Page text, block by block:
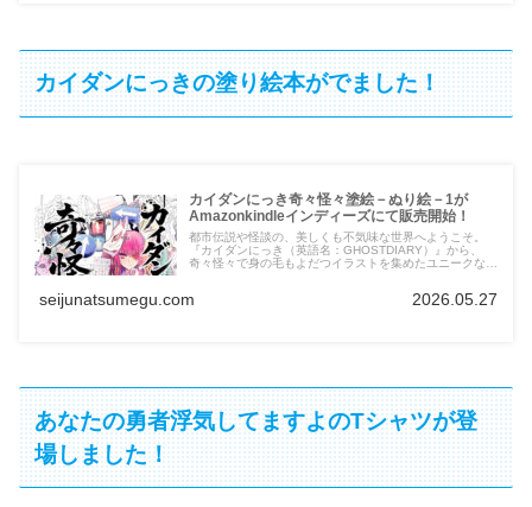
カイダンにっきの塗り絵本がでました！
カイダンにっき奇々怪々塗絵－ぬり絵－1が
Amazonkindleインディーズにて販売開始！
都市伝説や怪談の、美しくも不気味な世界へようこそ。
『カイダンにっき（英語名：GHOSTDIARY）』から、
奇々怪々で身の毛もよだつイラストを集めたユニークな塗
なた自身の命（色）を吹き込んでください。 伝統的な暗
seijunatsumegu.com 2026.05.27
あなたの勇者浮気してますよのTシャツが登
場しました！